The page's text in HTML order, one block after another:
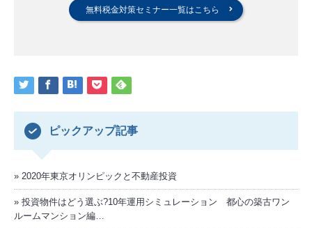
無料税金対策セミナー一覧はこちら
ピックアップ記事
2020年東京オリンピックと不動産投資
投資物件はどう選ぶ?10年運用シミュレーション 都心の築古ワン
ルームマンション編…